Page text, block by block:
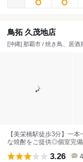
鳥拓 久茂地店
[沖縄] 那覇市 / 焼き鳥、居酒
【美栄橋駅徒歩3分】一
な焼酎をご提供◎個室完備
3.26